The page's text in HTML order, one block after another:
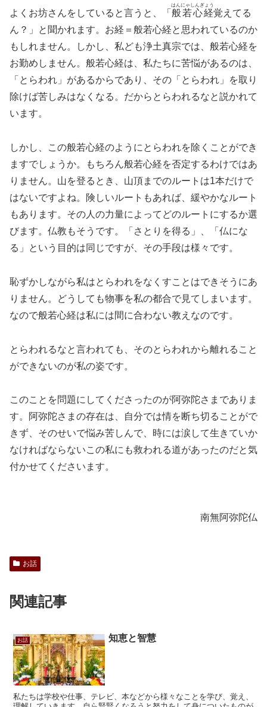
よくお坊さんをしていると言うと、「 般若心経
はんにゃしんぎょう
覚えてる
ん？」と聞かれます。お経＝般若心経と思われているのか
もしれません。しかし、私ども浄土真宗では、般若心経を
お勤めしません。般若心経は、私たちに苦悩があるのは、
「とらわれ」があるからであり、その「とらわれ」を取り
除けば苦しみはなくなる。だからとらわれるなと説かれて
います。
しかし、この般若心経のようにとらわれを除くことができ
ますでしょうか。もちろん般若心経を否定するわけではあ
りません。山を登るとき、山頂までのルートは1本だけで
はないですよね。険しいルートもあれば、緩やかなルート
もあります。その人の力量によってどのルートにするか選
びます。仏教もそうです。「さとりを得る」、「仏にな
る」という目的は同じですが、その手段は様々です。
恥ずかしながら私はとらわれをなくすことはできそうにあ
りません。どうしても物事を私の都合で見てしまいます。
なので般若心経は私には間に合わない教えなのです。
とらわれるなと言われても、そのとらわれから離れること
ができないのが私の姿です。
このことを問題にしてくださったのが阿弥陀さまでありま
す。阿弥陀さまの存在は、自分では情を断ち切ることがで
きず、そのせいで悩み苦しんで、時には涙して生きていか
なければならないこの私にも救われる道があったのだと気
付かせてくださいます。
南無阿弥陀仏
お話
関連記事
お話 知恵と智慧
私たちは学校や仕事、テレビ、本などから様々なことを学び、覚え、